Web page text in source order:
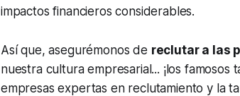
impactos financieros considerables.
Así que, asegurémonos de reclutar a las
nuestra cultura empresarial... ¡los
empresas expertas en reclutamiento y la